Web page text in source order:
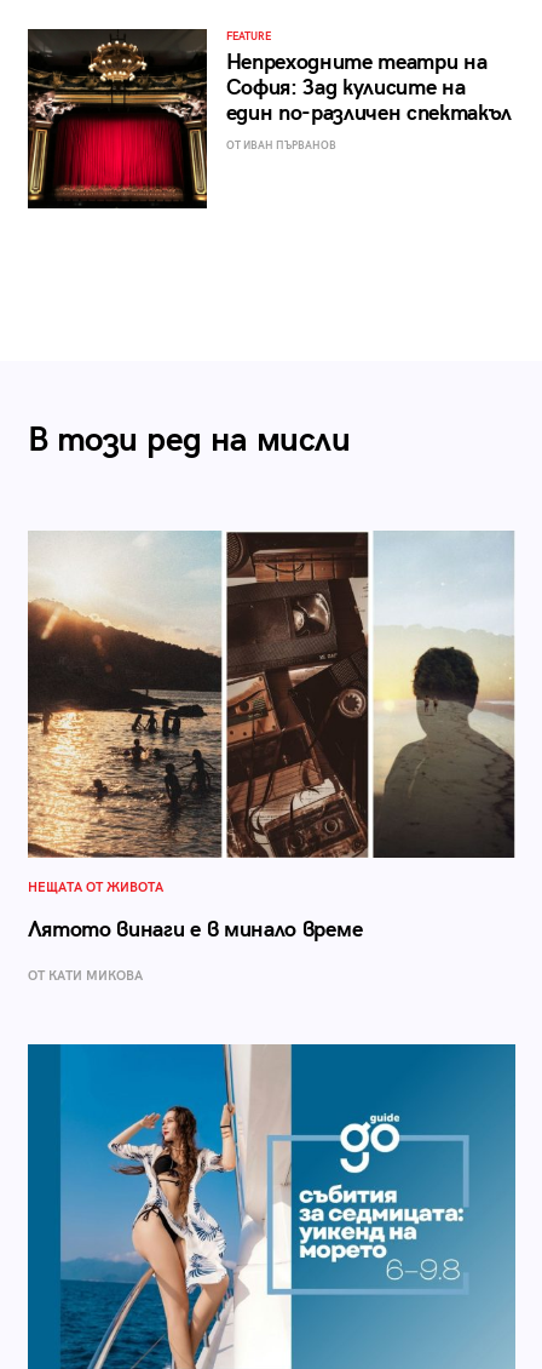
FEATURE
Непреходните театри на
София: Зад кулисите на
един по-различен спектакъл
ОТ ИВАН ПЪРВАНОВ
В този ред на мисли
НЕЩАТА ОТ ЖИВОТА
Лятото винаги е в минало време
ОТ КАТИ МИКОВА